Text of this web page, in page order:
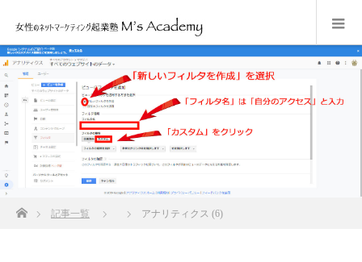
ホーム記事一覧 アナリティクス (6)